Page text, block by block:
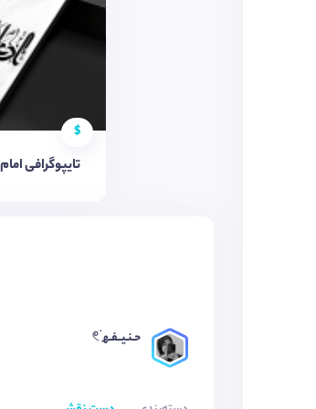
$
تایپوگرافی
حـنـیــفـھ 𓏲࣪